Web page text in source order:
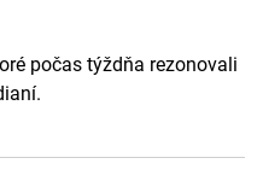
počas týždňa rezonovali